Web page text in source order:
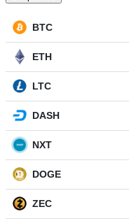
BTC
ETH
LTC
DASH
NXT
DOGE
ZEC